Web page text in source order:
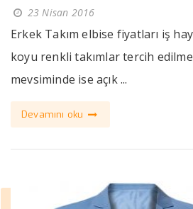
23 Nisan 2016
Erkek Takım elbise fiyatları iş
koyu renkli takımlar tercih
mevsiminde ise açık ...
Devamını oku